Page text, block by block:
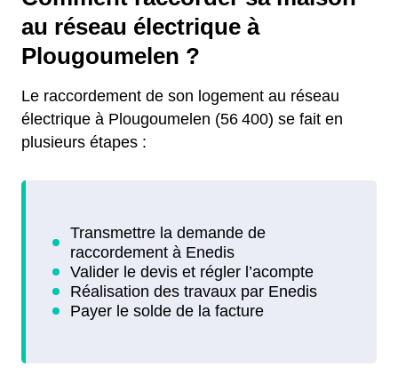
au réseau électrique à
Plougoumelen ?
Le raccordement de son logement au réseau
électrique à Plougoumelen (56 400) se fait en
plusieurs étapes :